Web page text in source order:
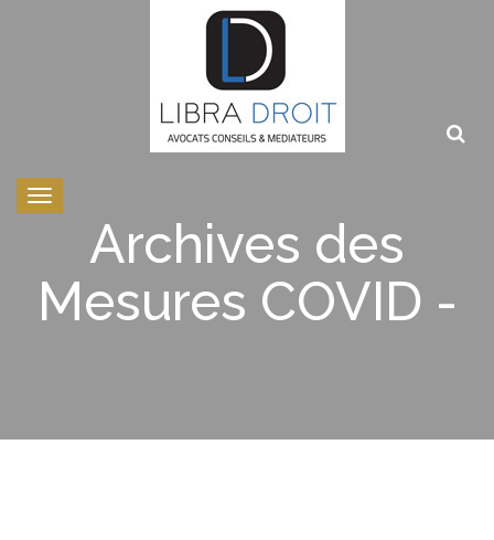
Toggle
navigationArchives des
Mesures COVID -